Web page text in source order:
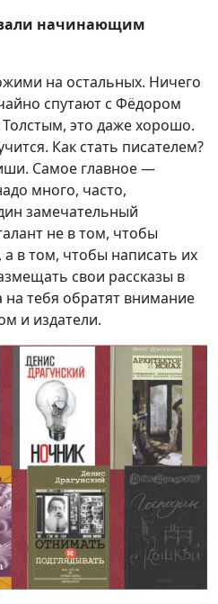
начинающим
на остальных. Ничего
спутают с Фёдором
это даже хорошо.
Как стать писателем?
Самое главное —
много, часто,
замечательный
не в том, чтобы
а в том, чтобы написать их
свои рассказы в
тебя обратят внимание
и издатели.